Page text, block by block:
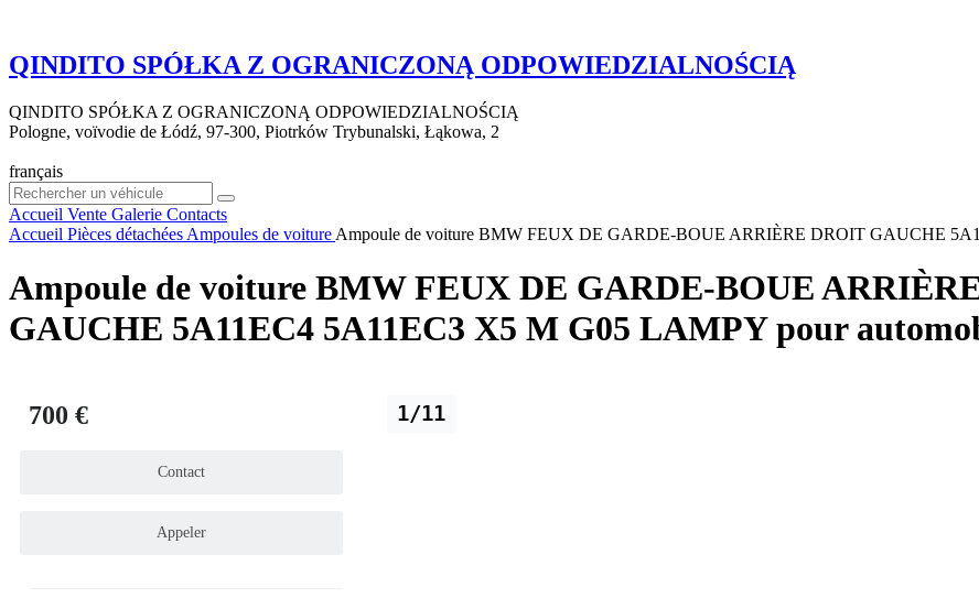
QINDITO SPÓŁKA Z OGRANICZONĄ ODPOWIEDZIALNOŚCIĄ
QINDITO SPÓŁKA Z OGRANICZONĄ ODPOWIEDZIALNOŚCIĄ
Pologne, voïvodie de Łódź, 97-300, Piotrków Trybunalski, Łąkowa, 2
français
Accueil Vente Galerie Contacts
Accueil Pièces détachées Ampoules de voiture Ampoule de voiture BMW FEUX DE GARDE-BOUE ARRIÈRE DROIT GAUCHE
Ampoule de voiture BMW FEUX DE GARDE-BOUE
GAUCHE 5A11EC4 5A11EC3 X5 M G05 LAMPY pour
1/11
700 €
Contact
Appeler